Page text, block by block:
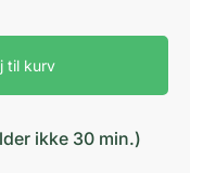
til kurv
ikke 30 min.)